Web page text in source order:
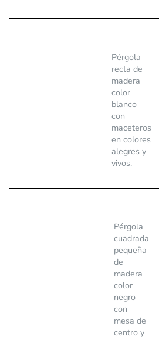
Pérgola
recta de
madera
color
blanco
con
maceteros
en colores
alegres y
vivos.
Pérgola
cuadrada
pequeña
de
madera
color
negro
con
mesa de
centro y